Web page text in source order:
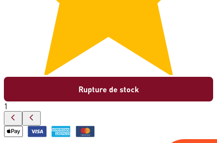
Rupture de stock
1